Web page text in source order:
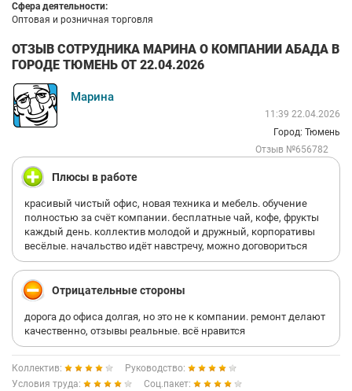
Сфера деятельности:
Оптовая и розничная торговля
ОТЗЫВ СОТРУДНИКА МАРИНА О КОМПАНИИ АБАДА В
ГОРОДЕ ТЮМЕНЬ ОТ 22.04.2026
Марина
11:39 22.04.2026
Город: Тюмень
Отзыв №656782
Плюсы в работе
красивый чистый офис, новая техника и мебель. обучение
полностью за счёт компании. бесплатные чай, кофе, фрукты
каждый день. коллектив молодой и дружный, корпоративы
весёлые. начальство идёт навстречу, можно договориться
Отрицательные стороны
дорога до офиса долгая, но это не к компании. ремонт делают
качественно, отзывы реальные. всё нравится
Коллектив:
Руководство:
Условия труда:
Соц.пакет: